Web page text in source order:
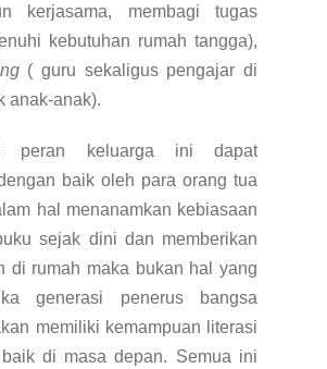
kerjasama, membagi tugas
kebutuhan rumah tangga),
( guru sekaligus pengajar di
anak-anak).
peran keluarga ini dapat
baik oleh para orang tua
hal menanamkan kebiasaan
sejak dini dan memberikan
di rumah maka bukan hal yang
generasi penerus bangsa
memiliki kemampuan literasi
di masa depan. Semua ini